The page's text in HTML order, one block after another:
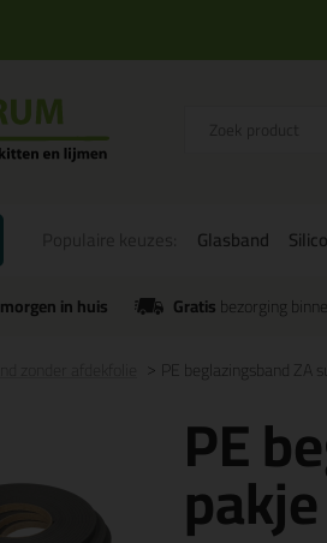
Glasband
morgen in huis Gratisbezorging
PE beglazingsband ZA
PE